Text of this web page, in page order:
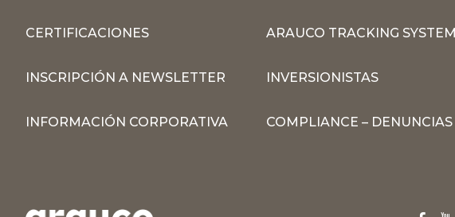
CERTIFICACIONES ARAUCO TRACKING SYSTEM
INSCRIPCIÓN A NEWSLETTER INVERSIONISTAS
INFORMACIÓN CORPORATIVA COMPLIANCE – DENUNCIAS